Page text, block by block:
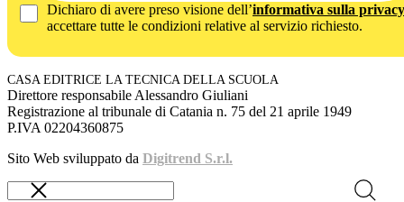
Dichiaro di avere preso visione dell’informativa sulla privacy
accettare tutte le condizioni relative al servizio richiesto.
CASA EDITRICE LA TECNICA DELLA SCUOLA
Direttore responsabile Alessandro Giuliani
Registrazione al tribunale di Catania n. 75 del 21 aprile 1949
P.IVA 02204360875
Sito Web sviluppato da Digitrend S.r.l.